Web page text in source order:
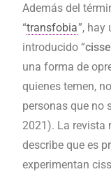
Además del
“transfobia”, hay
introducido “
una forma de
quienes temen,
personas que no
2021). La revista
describe que es
experimentan